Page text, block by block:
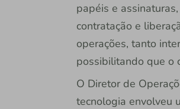
papéis e
contratação e
operações, tanto
possibilitando que o
O Diretor de
tecnologia envolveu